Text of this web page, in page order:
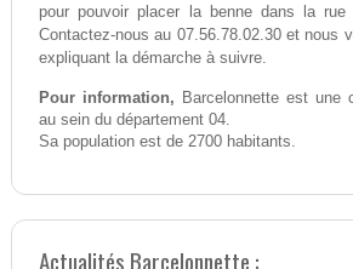
pour pouvoir placer la benne dans la
Contactez-nous au 07.56.78.02.30 et nous
expliquant la démarche à suivre.
Pour information, Barcelonnette est une
au sein du département 04.
Sa population est de 2700 habitants.
Actualités Barcelonnette :